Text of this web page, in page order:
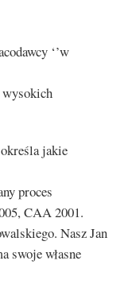
‘’w
wysokich
jakie
proces
CAA 2001.
Nasz Jan
swoje własne